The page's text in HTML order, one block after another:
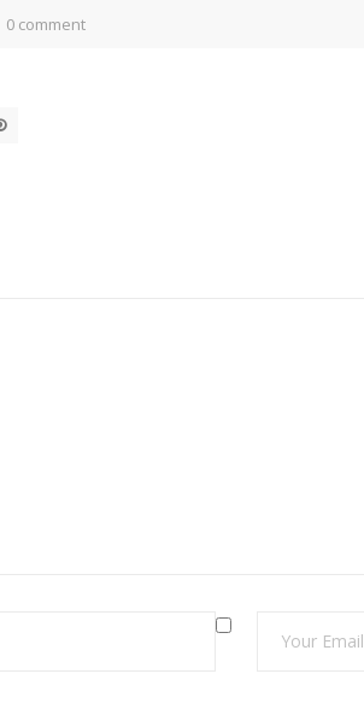
0 comment